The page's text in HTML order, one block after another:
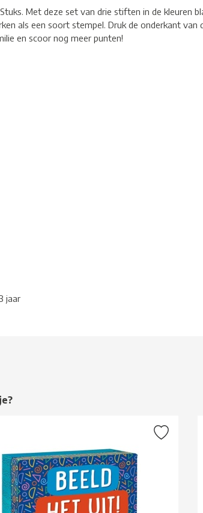
Met deze set van drie stiften in de kleuren
als een soort stempel. Druk de onderkant
en scoor nog meer punten!
jaar